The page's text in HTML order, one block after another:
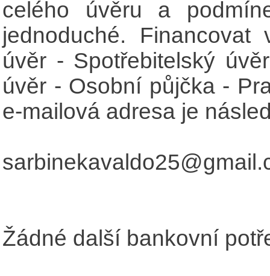
celého úvěru a
jednoduché.
úvěr - Spotřebitelský
úvěr - Osobní půjčka -
e-mailová adresa je
Žádné další bankovní